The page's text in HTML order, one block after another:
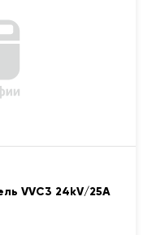
VVC3 24kV/25A